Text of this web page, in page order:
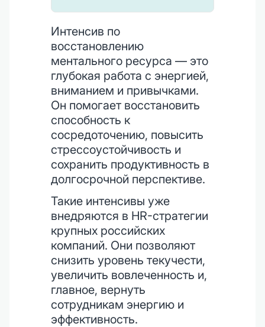
Интенсив по
восстановлению
ментального ресурса — это
глубокая работа с энергией,
вниманием и привычками.
Он помогает восстановить
способность к
сосредоточению, повысить
стрессоустойчивость и
сохранить продуктивность в
долгосрочной перспективе.
Такие интенсивы уже
внедряются в HR-стратегии
крупных российских
компаний. Они позволяют
снизить уровень текучести,
увеличить вовлеченность и,
главное, вернуть
сотрудникам энергию и
эффективность.